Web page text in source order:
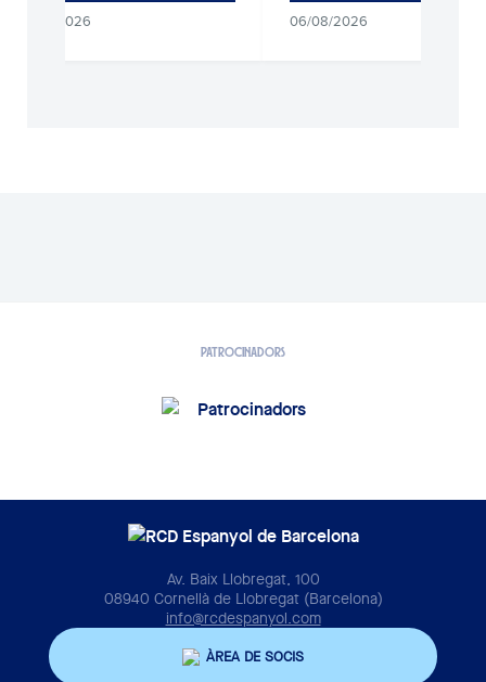
PATROCINADORS
Av. Baix Llobregat, 100
08940 Cornellà de Llobregat (Barcelona)
info@rcdespanyol.com
ÀREA DE SOCIS